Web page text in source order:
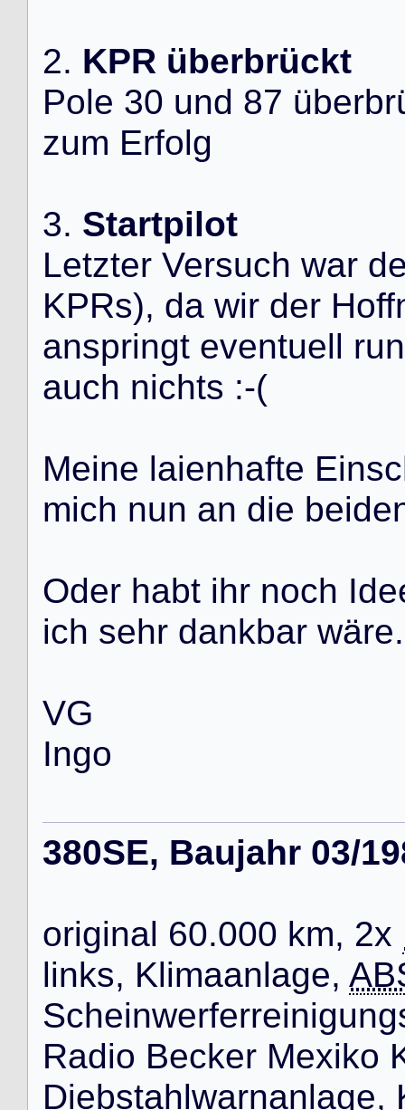
2. KPR überbrückt
Pole 30 und 87 überbr
zum Erfolg
3. Startpilot
Letzter Versuch war d
KPRs), da wir der Hoff
anspringt eventuell run
auch nichts :-(
Meine laienhafte Einsc
mich nun an die beide
Oder habt ihr noch Ide
ich sehr dankbar wäre.
VG
Ingo
380SE, Baujahr 03/
original 60.000 km, 2x
links, Klimaanlage,
Scheinwerferreinigung
Radio Becker Mexiko
Diebstahlwarnanlage,